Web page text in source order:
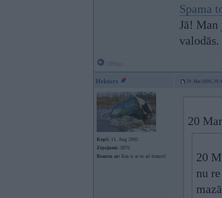
Spama
Jā! Man
valodās.
Hektors 20. Mar 2009,
Kopš: 11. Aug 2005
Ziņojumi: 3876
Braucu ar: Kas ir ar to arī braucu!
20
20
nu